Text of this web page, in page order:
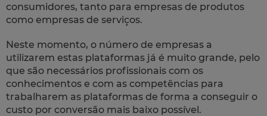
consumidores, tanto para empresas de produtos
como empresas de serviços.
Neste momento, o número de empresas a
utilizarem estas plataformas já é muito grande, pelo
que são necessários profissionais com os
conhecimentos e com as competências para
trabalharem as plataformas de forma a conseguir o
custo por conversão mais baixo possível.